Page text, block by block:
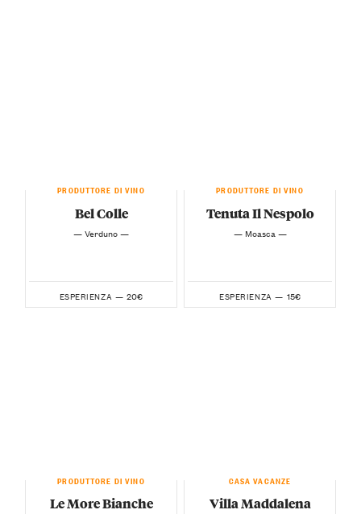
PRODUTTORE DI VINO
Bel Colle
— Verduno —
ESPERIENZA — 20€
PRODUTTORE DI VINO
Tenuta Il Nespolo
— Moasca —
ESPERIENZA — 15€
PRODUTTORE DI VINO
Le More Bianche
CASA VACANZE
Villa Maddalena